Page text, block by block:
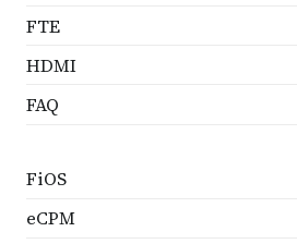
FTE
HDMI
FAQ
FiOS
eCPM